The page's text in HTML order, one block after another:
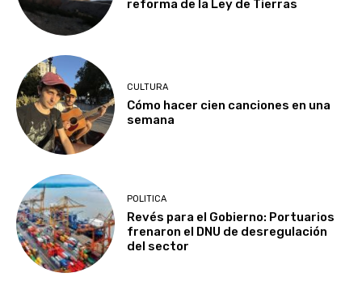
reforma de la Ley de Tierras
CULTURA
Cómo hacer cien canciones en una
semana
POLITICA
Revés para el Gobierno: Portuarios
frenaron el DNU de desregulación
del sector